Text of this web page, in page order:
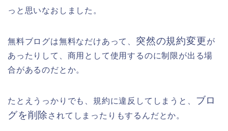
っと思いなおしました。
無料ブログは無料なだけあって、 突然の規約変更が
あったりして、商用として使用するのに制限が出る場
合があるのだとか。
たとえうっかりでも、規約に違反してしまうと、 ブロ
グを削除 されてしまったりもするんだとか。